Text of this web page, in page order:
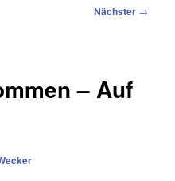
Nächster →
– Auf